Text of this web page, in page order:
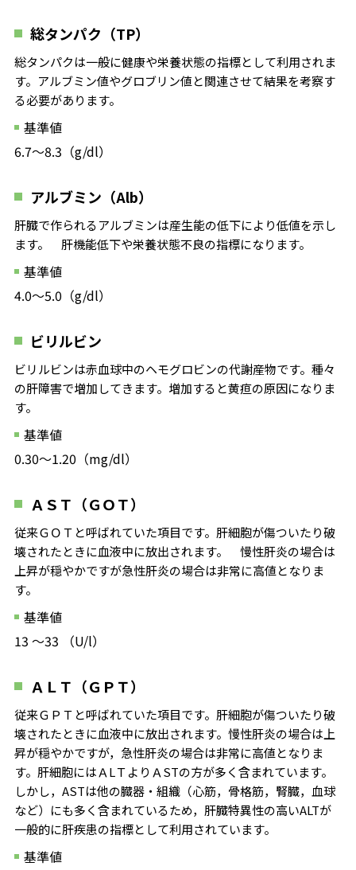
総タンパク（TP）
総タンパクは一般に健康や栄養状態の指標として利用されま
す。アルブミン値やグロブリン値と関連させて結果を考察す
る必要があります。
基準値
6.7～8.3（g/dl）
アルブミン（Alb）
肝臓で作られるアルブミンは産生能の低下により低値を示し
ます。 肝機能低下や栄養状態不良の指標になります。
基準値
4.0～5.0（g/dl）
ビリルビン
ビリルビンは赤血球中のヘモグロビンの代謝産物です。種々
の肝障害で増加してきます。増加すると黄疸の原因になりま
す。
基準値
0.30～1.20（mg/dl）
ＡＳＴ（ＧＯＴ）
従来ＧＯＴと呼ばれていた項目です。肝細胞が傷ついたり破
壊されたときに血液中に放出されます。 慢性肝炎の場合は
上昇が穏やかですが急性肝炎の場合は非常に高値となりま
す。
基準値
13 ～33 （U/l）
ＡＬＴ（ＧＰＴ）
従来ＧＰＴと呼ばれていた項目です。肝細胞が傷ついたり破
壊されたときに血液中に放出されます。慢性肝炎の場合は上
昇が穏やかですが，急性肝炎の場合は非常に高値となりま
す。肝細胞にはＡLＴよりＡSTの方が多く含まれています。
しかし，ASTは他の臓器・組織（心筋，骨格筋，腎臓，血球
など）にも多く含まれているため，肝臓特異性の高いALTが
一般的に肝疾患の指標として利用されています。
基準値